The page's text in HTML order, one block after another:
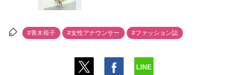
#青木裕子 #女性アナウンサー #ファッション誌